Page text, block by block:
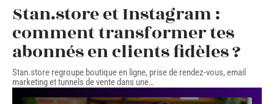
Stan.store et Instagram :
comment transformer tes
abonnés en clients fidèles ?
Stan.store regroupe boutique en ligne, prise de rendez-vous, email
marketing et tunnels de vente dans une…